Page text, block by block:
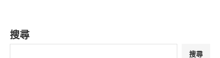
搜尋
搜尋